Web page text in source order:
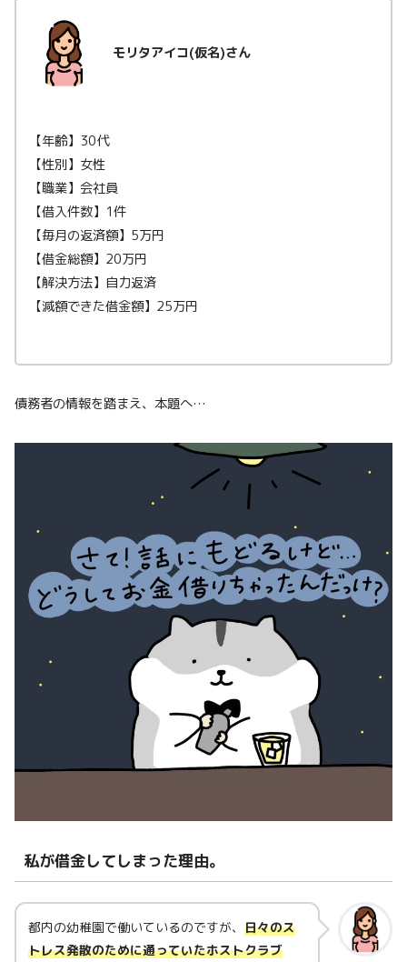
モリタアイコ(仮名)さん
【年齢】30代
【性別】女性
【職業】会社員
【借入件数】1件
【毎月の返済額】5万円
【借金総額】20万円
【解決方法】自力返済
【減額できた借金額】25万円
債務者の情報を踏まえ、本題へ…
私が借金してしまった理由。
都内の幼稚園で働いているのですが、 日々のス
トレス発散のために通っていたホストクラブ